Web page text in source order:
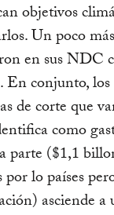
objetivos
Un poco
en sus NDC
conjunto,
de corte que
como
parte ($1,1
por lo países
asciende